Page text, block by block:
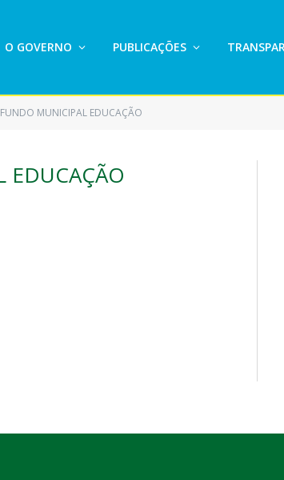
O GOVERNO PUBLICAÇÕES
MUNICIPAL EDUCAÇÃO
EDUCAÇÃO